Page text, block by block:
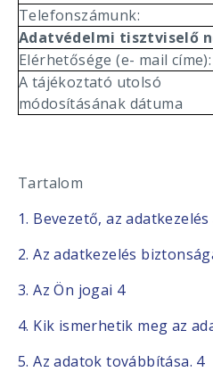
Telefonszámunk:
Adatvédelmi tisztviselő
Elérhetősége (e- mail címe):
A tájékoztató utolsó
módosításának dátuma
Tartalom
1. Bevezető, az
2. Az adatkezelés
3. Az Ön jogai 4
4. Kik ismerhetik meg az
5. Az adatok továbbítása. 4